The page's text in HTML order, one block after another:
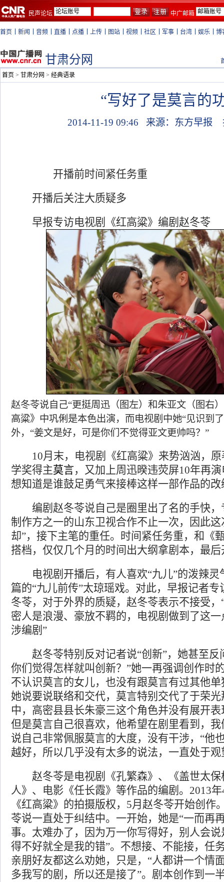
民声论坛 中广邮箱
首页 新闻 音频 直播 点播 上传 图站 视频 社区 军事 台湾 娱乐 博
甘肃分网
首页 > 甘肃分网 > 经典语录
“写好了是莫言的
2014-11-19 09:46 来源：东方早报
开播前时间紧任务重
开播后关注大质疑多
早报专访电视剧《红高粱》编剧赵冬苓
赵冬苓说自己“更挺周迅（图左）和朱亚文（图右
高粱》中巩俐是本色出演，而电视剧中她“见识到
外，“姜文是好，可是你们不觉得亚文更帅吗？”
10月末，电视剧《红高粱》来势汹汹，原
学奖得主莫言，又加上周迅暌违荧屏10年再
想知道是谁鼓足勇气来接棒这样一部作品的改
编剧赵冬苓说自己是圈里出了名的手快，
制作方之一的山东卫视合作不止一次，因此
却”，接下主笔的重任。时间紧任务重，和《
搭档，仅仅几个月的时间出大纲拿剧本，最
电视剧开播后，有人喜欢“九儿”的泼辣灵
篇的“九儿前传”太琼瑶戏。对此，早报记者
冬苓，对于外界的质疑，赵冬苓表示不接受
密人是浪漫、豪放不羁的，电视剧做到了这一
涉编剧”
赵冬苓特别反对记者说“创新”，她甚至反
你们觉得怎样就叫创新？”她一再强调创作时
不认识莫言的女儿，也没有跟莫言有过其他
她说要说联络和交代，莫言特别交代了于荣
中，高密县县长朱豪三这个角色并没有展开
但是莫言自己很喜欢，他希望在剧里看到，
说自己非常佩服莫言的大度，没有干涉，“他
越好，所以几乎没有太多的说法，一直处于观
赵冬苓是电视剧《孔繁森》、《盖世太保
人》、电影《任长霞》等作品的编剧。2013
《红高粱》的拍摄版权，5月赵冬苓开始创作
苓说一直处于纠结中。一开始，她是“一而再
事。太难办了，因为万一你写得好，别人会
得不好就全是我的错”。不想接、不能接，任
亲朋好友都这么劝她，只是，“人都讲一个情
多我写的剧，所以还是接了”。剧本创作到一